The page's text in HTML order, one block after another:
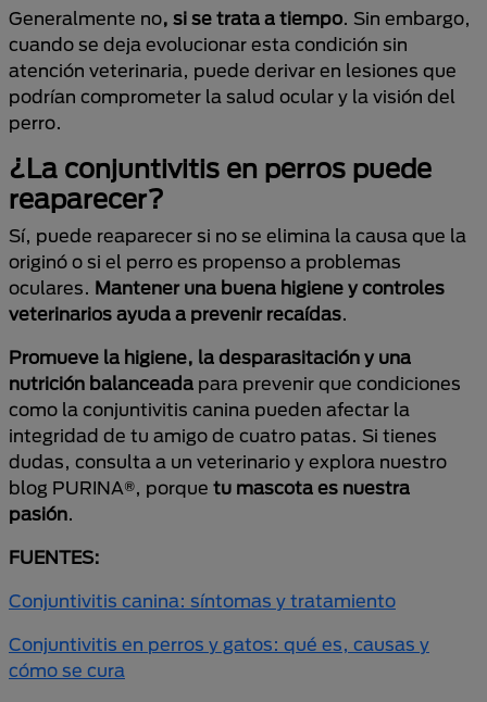
Generalmente no, si se trata a tiempo. Sin embargo,
cuando se deja evolucionar esta condición sin
atención veterinaria, puede derivar en lesiones que
podrían comprometer la salud ocular y la visión del
perro.
¿La conjuntivitis en perros puede
reaparecer?
Sí, puede reaparecer si no se elimina la causa que la
originó o si el perro es propenso a problemas
oculares. Mantener una buena higiene y controles
veterinarios ayuda a prevenir recaídas.
Promueve la higiene, la desparasitación y una
nutrición balanceada para prevenir que condiciones
como la conjuntivitis canina pueden afectar la
integridad de tu amigo de cuatro patas. Si tienes
dudas, consulta a un veterinario y explora nuestro
blog PURINA®, porque tu mascota es nuestra
pasión.
FUENTES:
Conjuntivitis canina: síntomas y tratamiento
Conjuntivitis en perros y gatos: qué es, causas y
cómo se cura